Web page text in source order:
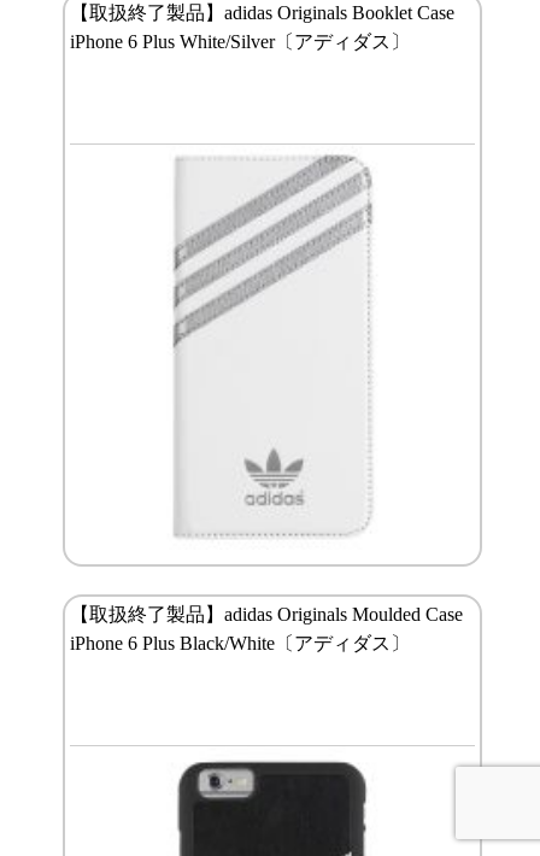
【取扱終了製品】adidas Originals Booklet Case
iPhone 6 Plus White/Silver〔アディダス〕
【取扱終了製品】adidas Originals Moulded Case
iPhone 6 Plus Black/White〔アディダス〕